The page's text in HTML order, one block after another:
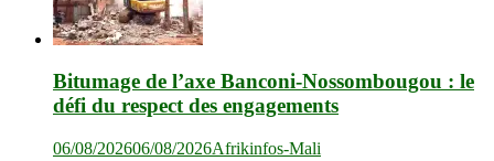
Bitumage de l’axe Banconi-Nossombougou : le
défi du respect des engagements
06/08/202606/08/2026Afrikinfos-Mali